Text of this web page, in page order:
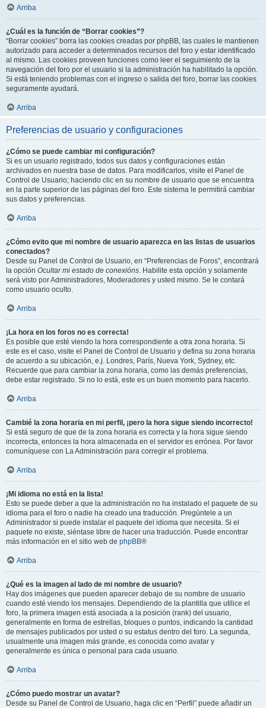
Arriba
¿Cuál es la función de “Borrar cookies”?
“Borrar cookies” borra las cookies creadas por phpBB, las cuales le mantienen
autorizado para acceder a determinados recursos del foro y estar identificado
al mismo. Las cookies proveen funciones como leer el seguimiento de la
navegación del foro por el usuario si la administración ha habilitado la opción.
Si está teniendo problemas con el ingreso o salida del foro, borrar las cookies
seguramente ayudará.
Arriba
Preferencias de usuario y configuraciones
¿Cómo se puede cambiar mi configuración?
Si es un usuario registrado, todos sus datos y configuraciones están
archivados en nuestra base de datos. Para modificarlos, visite el Panel de
Control de Usuario; haciendo clic en su nombre de usuario que se encuentra
en la parte superior de las páginas del foro. Este sistema le permitirá cambiar
sus datos y preferencias.
Arriba
¿Cómo evito que mi nombre de usuario aparezca en las listas de usuarios
conectados?
Desde su Panel de Control de Usuario, en “Preferencias de Foros”, encontrará
la opción Ocultar mi estado de conexións. Habilite esta opción y solamente
será visto por Administradores, Moderadores y usted mismo. Se le contará
como usuario oculto.
Arriba
¡La hora en los foros no es correcta!
Es posible que esté viendo la hora correspondiente a otra zona horaria. Si
este es el caso, visite el Panel de Control de Usuario y defina su zona horaria
de acuerdo a su ubicación, e.j. Londres, París, Nueva York, Sydney, etc.
Recuerde que para cambiar la zona horaria, como las demás preferencias,
debe estar registrado. Si no lo está, este es un buen momento para hacerlo.
Arriba
Cambié la zona horaria en mi perfil, ¡pero la hora sigue siendo incorrecto!
Si está seguro de que de la zona horaria es correcta y la hora sigue siendo
incorrecta, entonces la hora almacenada en el servidor es errónea. Por favor
comuníquese con La Administración para corregir el problema.
Arriba
¡Mi idioma no está en la lista!
Esto se puede deber a que la administración no ha instalado el paquete de su
idioma para el foro o nadie ha creado una traducción. Pregúntele a un
Administrador si puede instalar el paquete del idioma que necesita. Si el
paquete no existe, siéntase libre de hacer una traducción. Puede encontrar
más información en el sitio web de phpBB®
Arriba
¿Qué es la imagen al lado de mi nombre de usuario?
Hay dos imágenes que pueden aparecer debajo de su nombre de usuario
cuando esté viendo los mensajes. Dependiendo de la plantilla que utilice el
foro, la primera imagen está asociada a la posición (rank) del usuario,
generalmente en forma de estrellas, bloques o puntos, indicando la cantidad
de mensajes publicados por usted o su estatus dentro del foro. La segunda,
usualmente una imagen más grande, es conocida como avatar y
generalmente es única o personal para cada usuario.
Arriba
¿Cómo puedo mostrar un avatar?
Desde su Panel de Control de Usuario, haga clic en “Perfil” puede añadir un